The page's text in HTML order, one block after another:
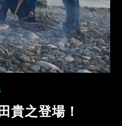
貴之登場！